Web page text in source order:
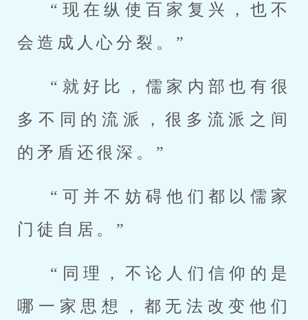
“现在纵使百家复兴，也不
会造成人心分裂。”
“就好比，儒家内部也有很
多不同的流派，很多流派之间
的矛盾还很深。”
“可并不妨碍他们都以儒家
门徒自居。”
“同理，不论人们信仰的是
哪一家思想，都无法改变他们